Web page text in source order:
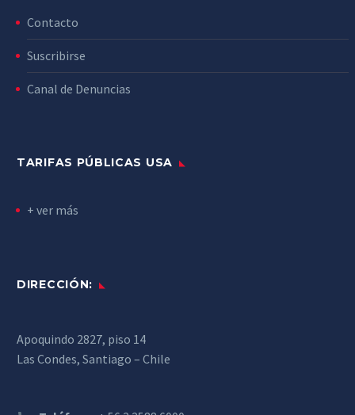
Contacto
Suscribirse
Canal de Denuncias
TARIFAS PÚBLICAS USA
+ ver más
DIRECCIÓN:
Apoquindo 2827, piso 14
Las Condes, Santiago – Chile